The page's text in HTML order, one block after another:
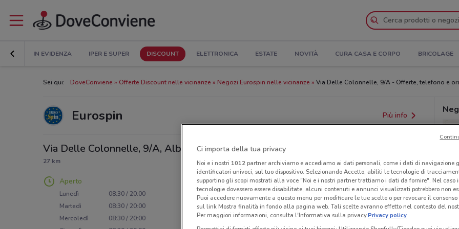
IN EVIDENZA IPER E SUPER DISCOUNT ELETTRONICA ESTATE NOVITÀ CURA CASA E CORPO BRICOLAGE
Sei qui: DoveConviene Offerte Discount nelle vicinanze Negozi Eurospin nelle vicinanze Via Delle Colonnelle, 9/A - Offerte, telefono e
Eurospin Più info
Via Delle Colonnelle, 9/A, Albano
27 km
Aperto
Lunedì
08:30 / 20:00
Martedì
08:30 / 20:00
Mercoledì
08:30 / 20:00
Ci importa della tua privacy
Noi e i nostri 1012partner archiviamo e accediamo ai dati personali, come i dati di navigazione
identificatori univoci, sul tuo dispositivo. Selezionando Accetto, abiliti le tecnologie di
supportino gli scopi mostrati alla voce "Noi e i nostri partner trattiamo i dati da fornire". Nel caso
tecnologie dovessero essere disabilitate, alcuni contenuti e annunci visualizzati potrebbero non
Puoi accedere nuovamente a questo menu per modificare le tue scelte o per revocare il
sul link Mostra finalità in fondo alla pagina web. Tali scelte avranno effetto nel contesto del
Per maggiori informazioni, consulta l'Informativa sulla privacy.Privacy policy